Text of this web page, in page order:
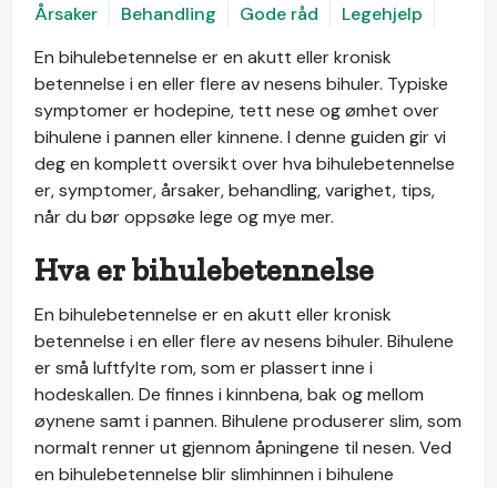
Årsaker
Behandling Gode råd
Legehjelp
En bihulebetennelse er en akutt eller kronisk
betennelse i en eller flere av nesens bihuler. Typiske
symptomer er hodepine, tett nese og ømhet over
bihulene i pannen eller kinnene. I denne guiden gir vi
deg en komplett oversikt over hva bihulebetennelse
er, symptomer, årsaker, behandling, varighet, tips,
når du bør oppsøke lege og mye mer.
Hva er bihulebetennelse
En bihulebetennelse er en akutt eller kronisk
betennelse i en eller flere av nesens bihuler. Bihulene
er små luftfylte rom, som er plassert inne i
hodeskallen. De finnes i kinnbena, bak og mellom
øynene samt i pannen. Bihulene produserer slim, som
normalt renner ut gjennom åpningene til nesen. Ved
en bihulebetennelse blir slimhinnen i bihulene